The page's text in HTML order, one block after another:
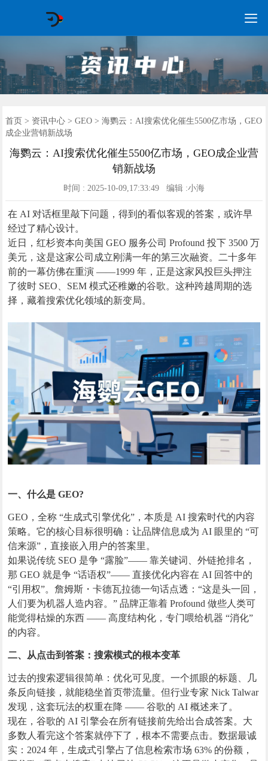

首页
GEO常见问题
GEO优化
海外GEO
网络营销
企业培训
软件开发
政策申报
资讯中心
关于我们
首页 > 资讯中心> GEO> 海鹦云：AI搜索优化催生5500亿市场，GEO
成企业营销新战场
海鹦云：AI搜索优化催生5500亿市场，GEO成企业营
销新战场
时间 : 2025-10-09,17:33:49 编辑 :小海
在 AI 对话框里敲下问题，得到的看似客观的答案，或许早
经过了精心设计。
近日，红杉资本向美国 GEO 服务公司 Profound 投下 3500 万
美元，这是这家公司成立刚满一年的第三次融资。二十多年
前的一幕仿佛在重演 ——1999 年，正是这家风投巨头押注
了彼时 SEO、SEM 模式还稚嫩的谷歌。这种跨越周期的选
择，藏着搜索优化领域的新变局。
一、什么是 GEO?
GEO，全称 “生成式引擎优化”，本质是 AI 搜索时代的内容
策略。它的核心目标很明确：让品牌信息成为 AI 眼里的 “可
信来源”，直接嵌入用户的答案里。
如果说传统 SEO 是争 “露脸”—— 靠关键词、外链抢排名，
那 GEO 就是争 “话语权”—— 直接优化内容在 AI 回答中的
“引用权”。詹姆斯・卡德瓦拉德一句话点透：“这是头一回，
人们要为机器人造内容。” 品牌正靠着 Profound 做些人类可
能觉得枯燥的东西 —— 高度结构化，专门喂给机器 “消化”
的内容。
二、从点击到答案：搜索模式的根本变革
过去的搜索逻辑很简单：优化可见度。一个抓眼的标题、几
条反向链接，就能稳坐首页带流量。但行业专家 Nick Talwar
发现，这套玩法的权重在降 —— 谷歌的 AI 概述来了。
现在，谷歌的 AI 引擎会在所有链接前先给出合成答案。大
多数人看完这个答案就停下了，根本不需要点击。数据最诚
实：2024 年，生成式引擎占了信息检索市场 63% 的份额，